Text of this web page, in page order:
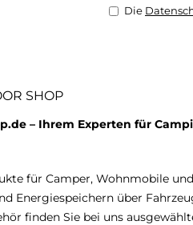
Die
SHOP
– Ihrem Experten für
für Camper, Wohnmobile
Energiespeichern über
finden Sie bei uns